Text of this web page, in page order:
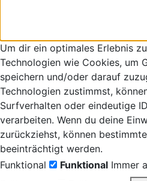
Um dir ein optimales Erlebnis
Technologien wie Cookies, um
speichern und/oder darauf
Technologien zustimmst,
Surfverhalten oder eindeutige
verarbeiten. Wenn du deine
zurückziehst, können
beeinträchtigt werden.
Funktional
Funktional Immer